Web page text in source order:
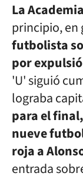
La
principio, en
futbolista
por
'U' siguió
lograba
para el
nueve
roja a
entrada